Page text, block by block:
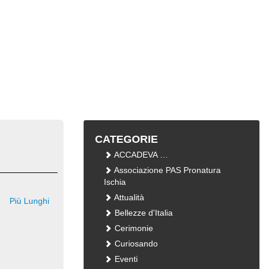
Più Lunghi
CATEGORIE
ACCADEVA …
Associazione PAS Pronatura
Ischia
Attualità
Bellezze d'Italia
Cerimonie
Curiosando
Eventi